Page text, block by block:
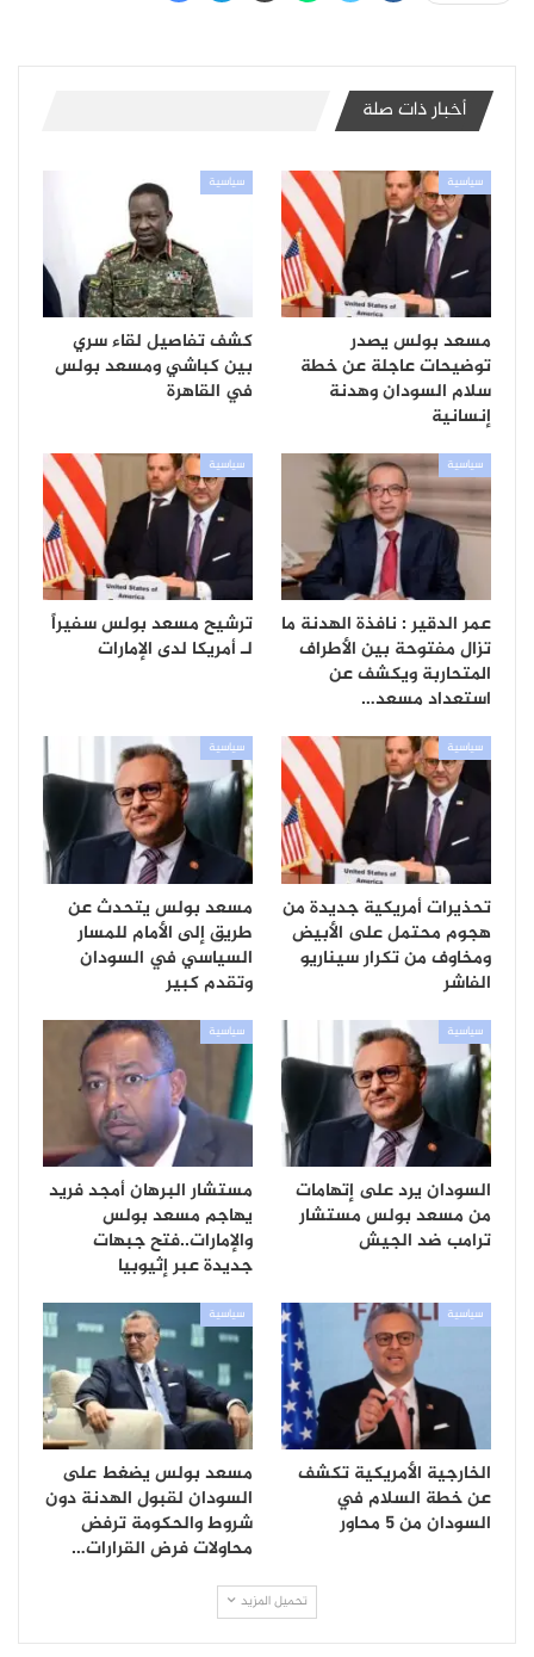
أخبار ذات صلة
سياسية
مسعد بولس يصدر
توضيحات عاجلة عن خطة
سلام السودان وهدنة
إنسانية
سياسية
كشف تفاصيل لقاء سري
بين كباشي ومسعد بولس
في القاهرة
سياسية
عمر الدقير : نافذة الهدنة ما
تزال مفتوحة بين الأطراف
المتحاربة ويكشف عن
استعداد مسعد…
سياسية
ترشيح مسعد بولس سفيراً
لـ أمريكا لدى الإمارات
سياسية
تحذيرات أمريكية جديدة من
هجوم محتمل على الأبيض
ومخاوف من تكرار سيناريو
الفاشر
سياسية
مسعد بولس يتحدث عن
طريق إلى الأمام للمسار
السياسي في السودان
وتقدم كبير
سياسية
السودان يرد على إتهامات
من مسعد بولس مستشار
ترامب ضد الجيش
سياسية
مستشار البرهان أمجد فريد
يهاجم مسعد بولس
والإمارات..فتح جبهات
جديدة عبر إثيوبيا
سياسية
الخارجية الأمريكية تكشف
عن خطة السلام في
السودان من 5 محاور
سياسية
مسعد بولس يضغط على
السودان لقبول الهدنة دون
شروط والحكومة ترفض
محاولات فرض القرارات…
تحميل المزيد